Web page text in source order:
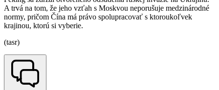
A trvá na tom, že jeho vzťah s Moskvou neporušuje medzinárodné
normy, pričom Čína má právo spolupracovať s ktoroukoľvek
krajinou, ktorú si vyberie.
(tasr)